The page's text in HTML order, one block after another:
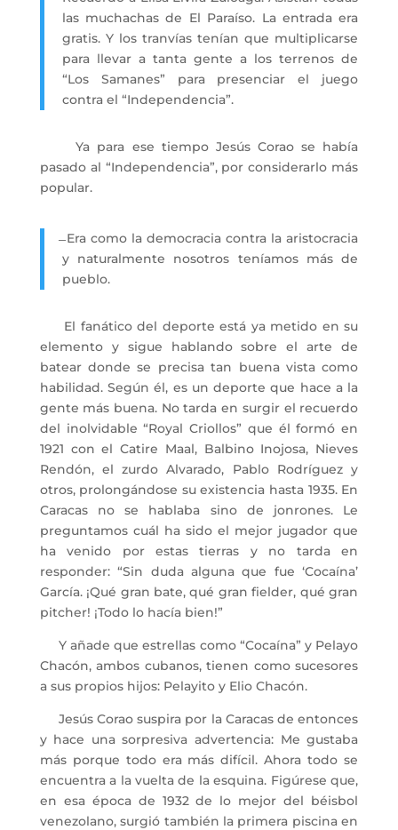
las muchachas de El Paraíso. La entrada era
gratis. Y los tranvías tenían que multiplicarse
para llevar a tanta gente a los terrenos de
“Los Samanes” para presenciar el juego
contra el “Independencia”.
Ya para ese tiempo Jesús Corao se había
pasado al “Independencia”, por considerarlo más
popular.
̶ Era como la democracia contra la aristocracia
y naturalmente nosotros teníamos más de
pueblo.
El fanático del deporte está ya metido en su
elemento y sigue hablando sobre el arte de
batear donde se precisa tan buena vista como
habilidad. Según él, es un deporte que hace a la
gente más buena. No tarda en surgir el recuerdo
del inolvidable “Royal Criollos” que él formó en
1921 con el Catire Maal, Balbino Inojosa, Nieves
Rendón, el zurdo Alvarado, Pablo Rodríguez y
otros, prolongándose su existencia hasta 1935. En
Caracas no se hablaba sino de jonrones. Le
preguntamos cuál ha sido el mejor jugador que
ha venido por estas tierras y no tarda en
responder: “Sin duda alguna que fue ‘Cocaína’
García. ¡Qué gran bate, qué gran fielder, qué gran
pitcher! ¡Todo lo hacía bien!”
Y añade que estrellas como “Cocaína” y Pelayo
Chacón, ambos cubanos, tienen como sucesores
a sus propios hijos: Pelayito y Elio Chacón.
Jesús Corao suspira por la Caracas de entonces
y hace una sorpresiva advertencia: Me gustaba
más porque todo era más difícil. Ahora todo se
encuentra a la vuelta de la esquina. Figúrese que,
en esa época de 1932 de lo mejor del béisbol
venezolano, surgió también la primera piscina en